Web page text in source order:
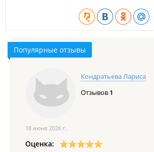
Популярные отзывы
Кондратьева Лариса
Отзывов 1
18 июня 2026 г.
Оценка: